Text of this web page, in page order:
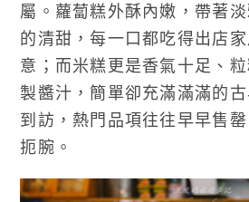
屬。蘿蔔糕外酥內嫩，帶著
的清甜，每一口都吃得出店
意；而米糕更是香氣十足、
製醬汁，簡單卻充滿滿滿的
到訪，熱門品項往往早早售
扼腕。